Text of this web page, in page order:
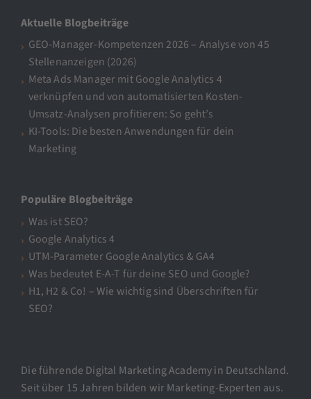
Aktuelle Blogbeiträge
GEO-Manager-Kompetenzen 2026 – Analyse von 45
Stellenanzeigen (2026)
Meta Ads Manager mit Google Analytics 4
verknüpfen und von automatisierten Kosten-
Umsatz-Analysen profitieren: So geht’s
KI-Tools: Die besten Anwendungen für dein
Marketing
Populäre Blogbeiträge
Was ist SEO?
Google Analytics 4
UTM-Parameter Google Analytics & GA4
Was bedeutet E-A-T für deine SEO und Google?
H1, H2 & Co! – Wie wichtig sind Überschriften für
SEO?
Die führende Digital Marketing Academy in Deutschland.
Seit über 15 Jahren bilden wir Marketing-Experten aus.